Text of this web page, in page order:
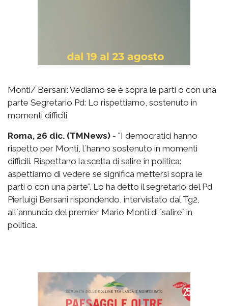
Monti/ Bersani: Vediamo se è sopra le parti o con una
parte Segretario Pd: Lo rispettiamo, sostenuto in
momenti difficili
Roma, 26 dic. (TMNews) - "I democratici hanno
rispetto per Monti, l`hanno sostenuto in momenti
difficili. Rispettano la scelta di salire in politica:
aspettiamo di vedere se significa mettersi sopra le
parti o con una parte". Lo ha detto il segretario del Pd
Pierluigi Bersani rispondendo, intervistato dal Tg2,
all`annuncio del premier Mario Monti di `salire` in
politica.